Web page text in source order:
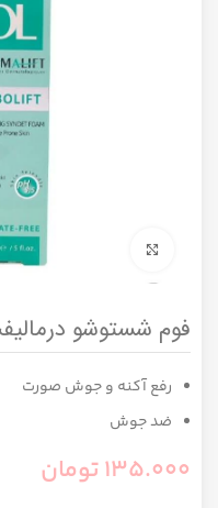
برای بزرگنمایی کلیک
فوم شستوشو
رفع آکنه و جوش صورت
ضد جوش
135.000تومان